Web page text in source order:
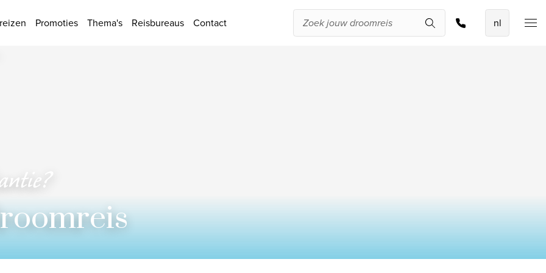
Promoties Thema's Reisbureaus Contact
De beste
Onze bestemmingen
Kamer 1
Toepassen